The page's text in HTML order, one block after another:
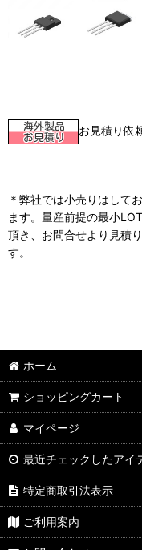
お見積り依
＊弊社では小売りはして
ます。量産前提の最小
頂き、お問合せより見積
す。
ホーム
ショッピングカート
マイページ
最近チェックしたアイ
特定商取引法表示
ご利用案内